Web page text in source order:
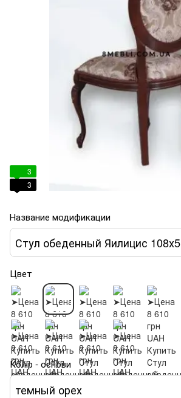
3
3
Название модификации
Цвет
Колір - основи
темный орех